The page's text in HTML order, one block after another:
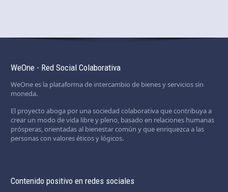
WeOne - Red Social Colaborativa
WeOne es la plataforma de intercambio de bienes y servicios sin
moneda.
El proyecto aboga por una sociedad colaborativa que contribuya a
crear un modo de vida libre y pleno, basado en relaciones humanas
prósperas, orientadas al bienestar común y que enriquezca a las
personas con valores éticos y lógicos.
Contenido positivo en redes sociales